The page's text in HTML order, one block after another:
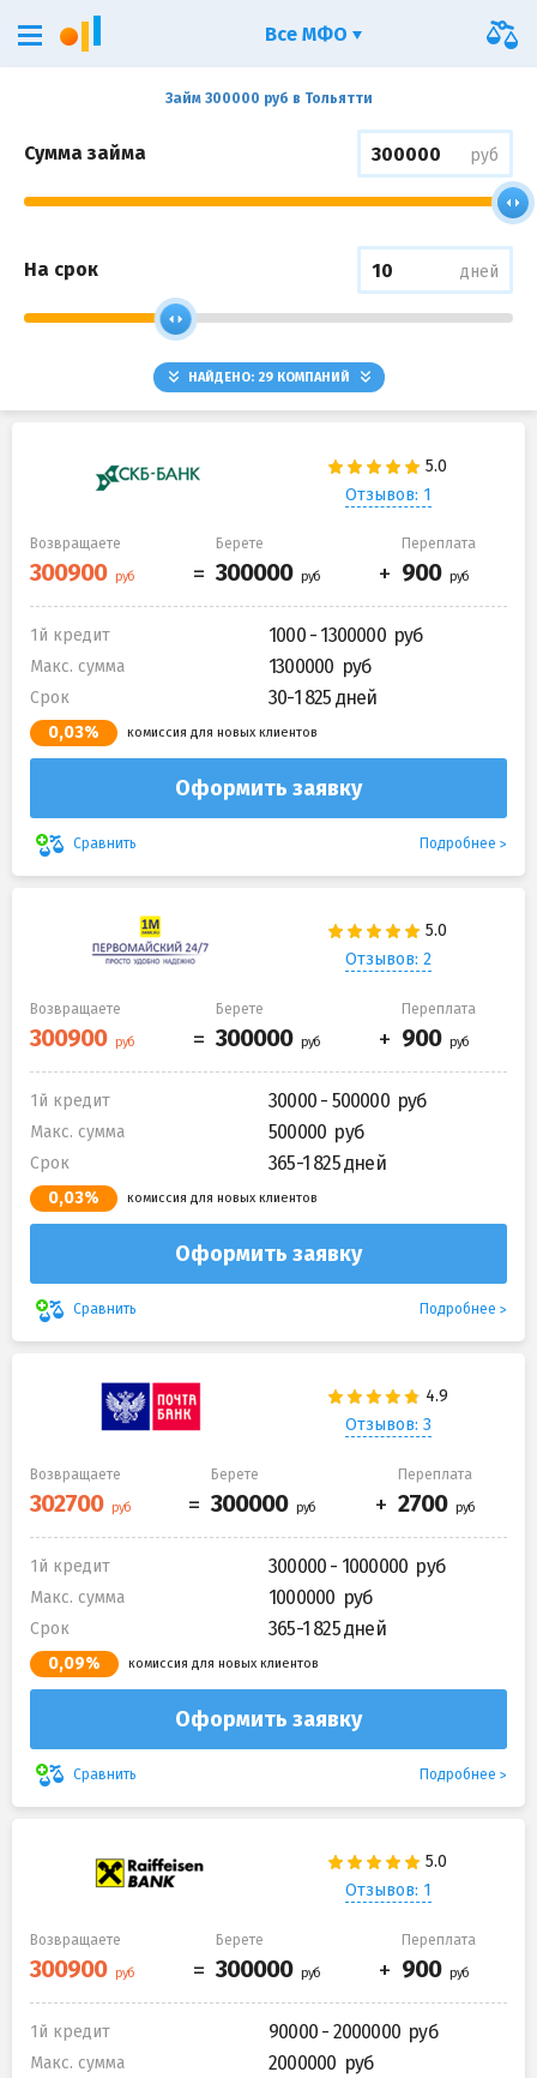
Займ 300000 руб в Тольятти
Сумма займа руб
На срок дней
НАЙДЕНО: 29КОМПАНИЙ
Отзывов: 1
Возвращаете Берете Переплата
1й кредит 1000 - 1300000
Макс. сумма 1300000
Срок 30-1 825 дней
0,03% комиссия для новых клиентов
Оформить заявку
Сравнить Подробнее
Отзывов: 2
Возвращаете Берете Переплата
1й кредит 30000 - 500000
Макс. сумма 500000
Срок 365-1 825 дней
0,03% комиссия для новых клиентов
Оформить заявку
Сравнить Подробнее
Отзывов: 3
Возвращаете Берете Переплата
1й кредит 300000 - 1000000
Макс. сумма 1000000
Срок 365-1 825 дней
0,09% комиссия для новых клиентов
Оформить заявку
Сравнить Подробнее
Отзывов: 1
Возвращаете Берете Переплата
1й кредит 90000 - 2000000
Макс. сумма 2000000
Все МФО